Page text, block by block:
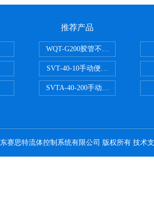
推荐产品
WQT-G200胶管不锈钢管水压气
SVT-40-10手动便携式安全阀校验
SVTA-40-200手动数显表控制安全
赛思特流体控制系统有限公司 版权所有 技术